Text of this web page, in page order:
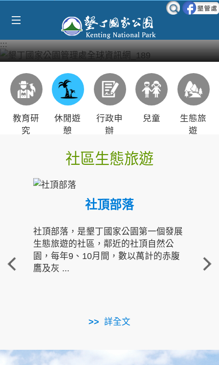
:::
教育研
究
休閒遊
憩
行政申
辦
兒童
生態旅
遊
社區生態旅遊
社頂部落
社頂部落，是墾丁國家公園第一個發展
生態旅遊的社區，鄰近的社頂自然公
園，每年9、10月間，數以萬計的赤腹
鷹及灰 ...
詳全文
重
走進